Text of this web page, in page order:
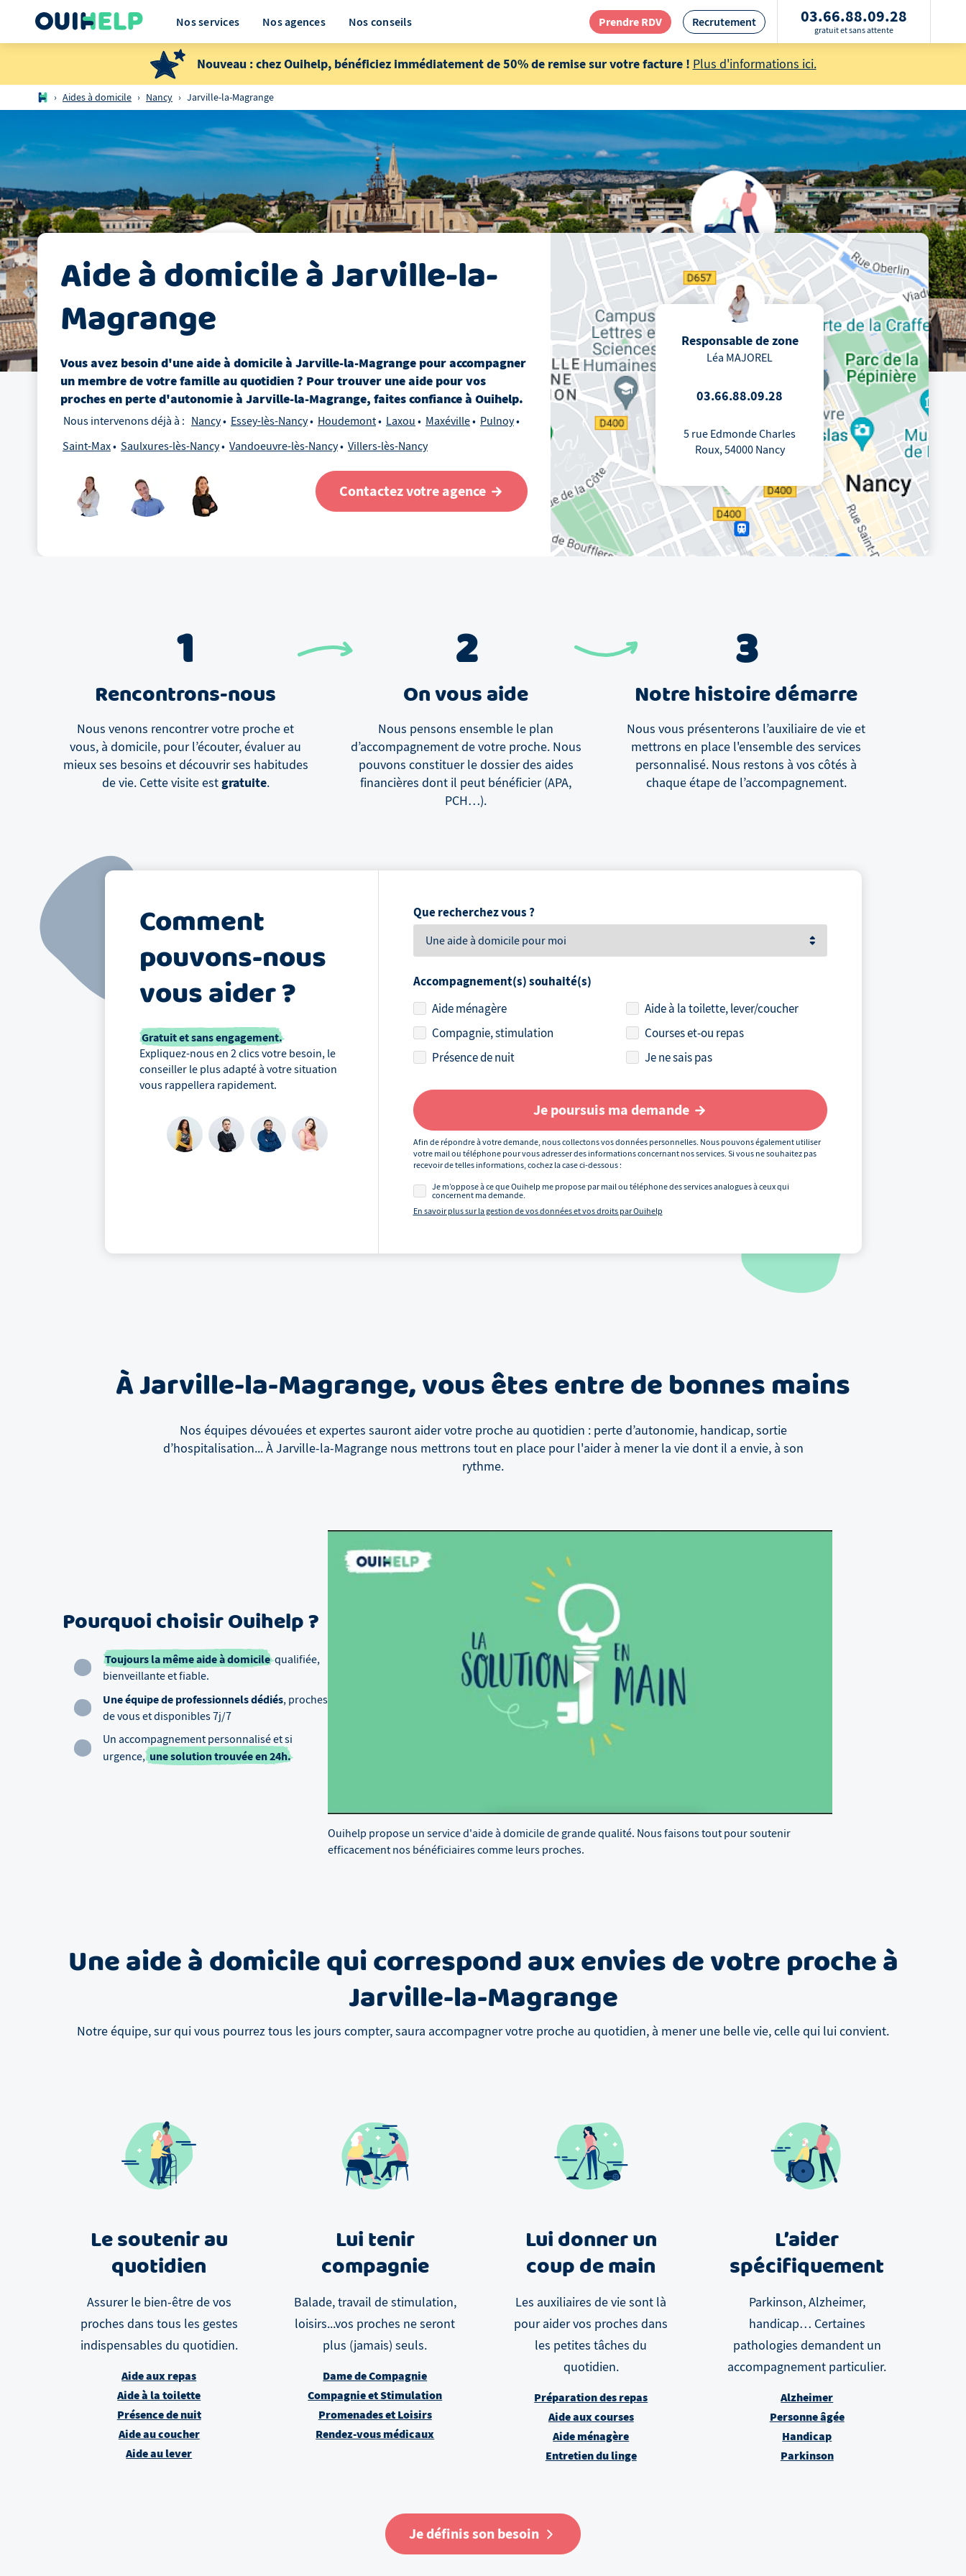
Nos services Nos agences Nos conseils Prendre RDV Recrutement 03.66.88.09.28
gratuit et sans attente
Nouveau : chez Ouihelp, bénéficiez immédiatement de 50% de remise sur votre facture ! Plus d'informations ici.
› Aides à domicile › Nancy › Jarville-la-Magrange
Aide à domicileàJarville-la-
Magrange
Vous avez besoin d'une aide à domicileà Jarville-la-Magrange pour accompagner
un membre de votre famille au quotidien ? Pour trouver une aide pour vos
proches en perte d'autonomieà Jarville-la-Magrange, faites confiance à Ouihelp.
Nous intervenons déjà à : Nancy Essey-lès-Nancy Houdemont Laxou Maxéville
Pulnoy
Saint-Max
Saulxures-lès-Nancy Vandoeuvre-lès-Nancy Villers-lès-Nancy
Contactez votre agence
Responsable de zone
Léa MAJOREL
03.66.88.09.28
5 rue Edmonde Charles
Roux, 54000 Nancy
1
Rencontrons-nous
Nous venons rencontrer votre proche et
vous, à domicile, pour l’écouter, évaluer au
mieux ses besoins et découvrir ses habitudes
de vie. Cette visite estgratuite.
2
On vous aide
Nous pensons ensemble le plan
d’accompagnement de votre proche. Nous
pouvons constituer le dossier des aides
financières dont il peut bénéficier (APA,
PCH…).
3
Notre histoire démarre
Nous vous présenterons l’auxiliaire de vie et
mettrons en place l'ensemble des services
personnalisé. Nous restons à vos côtés à
chaque étape de l’accompagnement.
Comment
pouvons-nous
vous aider ?
Gratuit et sans engagement.
Expliquez-nous en 2 clics votre besoin, le
conseiller le plus adapté à votre situation
vous rappellera rapidement.
Que recherchez vous ?
Accompagnement(s) souhaité(s)
Aide ménagère
Aide à la toilette, lever/coucher
Compagnie, stimulation
Courses et-ou repas
Présence de nuit
Je ne sais pas
Je poursuis ma demande
Afin de répondre à votre demande, nous collectons vos données personnelles. Nous pouvons également utiliser
votre mail ou téléphone pour vous adresser des informations concernant nos services. Si vous ne souhaitez pas
recevoir de telles informations, cochez la case ci-dessous :
Je m’oppose à ce que Ouihelp me propose par mail ou téléphone des services analogues à ceux qui
concernent ma demande.
En savoir plus sur la gestion de vos données et vos droits par Ouihelp
ÀJarville-la-Magrange, vous êtes entre de bonnes mains
Nos équipes dévouées et expertes sauront aider votre proche au quotidien : perte d’autonomie, handicap, sortie
d’hospitalisation...ÀJarville-la-Magrangenous mettrons tout en place pour l'aider à mener la vie dont il a envie, à son
rythme.
Pourquoi choisir Ouihelp ?
Toujours la même aide à domicilequalifiée,
bienveillante et fiable.
Une équipe de professionnels dédiés, proches
de vous et disponibles 7j/7
Un accompagnement personnalisé et si
urgence, une solution trouvée en 24h.
Ouihelp propose un service d'aide à domicile de grande qualité. Nous faisons tout pour soutenir
efficacement nos bénéficiaires comme leurs proches.
Une aide à domicile qui correspond aux envies de votre proche à
Jarville-la-Magrange
Notre équipe, sur qui vous pourrez tous les jours compter, saura accompagner votre proche au quotidien, à mener une belle vie, celle qui lui convient.
Le soutenir au
quotidien
Assurer le bien-être de vos
proches dans tous les gestes
indispensables du quotidien.
Aide aux repas
Aide à la toilette
Présence de nuit
Aide au coucher
Aide au lever
Lui tenir
compagnie
Balade, travail de stimulation,
loisirs...vos proches ne seront
plus (jamais) seuls.
Dame de Compagnie
Compagnie et Stimulation
Promenades et Loisirs
Rendez-vous médicaux
Lui donner un
coup de main
Les auxiliaires de vie sont là
pour aider vos proches dans
les petites tâches du
quotidien.
Préparation des repas
Aide aux courses
Aide ménagère
Entretien du linge
L’aider
spécifiquement
Parkinson, Alzheimer,
handicap… Certaines
pathologies demandent un
accompagnement particulier.
Alzheimer
Personne âgée
Handicap
Parkinson
Je définis son besoin